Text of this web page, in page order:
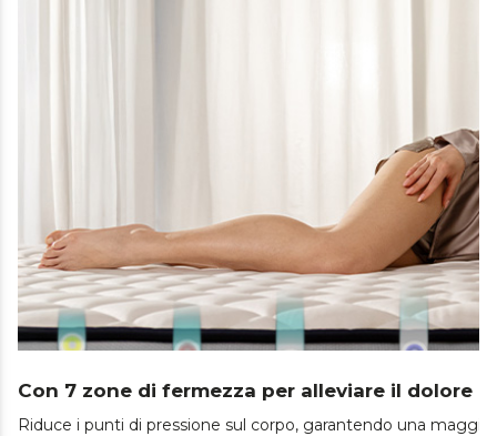
Con 7 zone di fermezza per alleviare il dolore
Riduce i punti di pressione sul corpo, garantendo una